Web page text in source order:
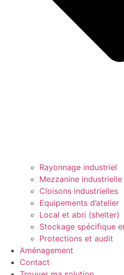
Rayonnage industriel
Mezzanine industrielle
Cloisons industrielles
Equipements d’atelier
Local et abri (shelter)
Stockage spécifique
Protections et audit
Aménagement
Contact